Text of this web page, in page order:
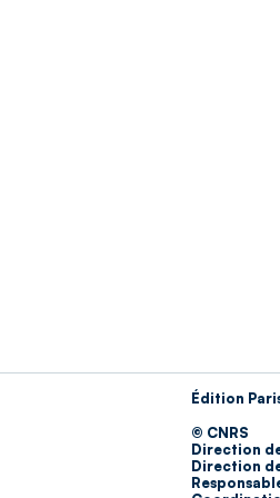
Édition
© CNRS
Direction
Direction